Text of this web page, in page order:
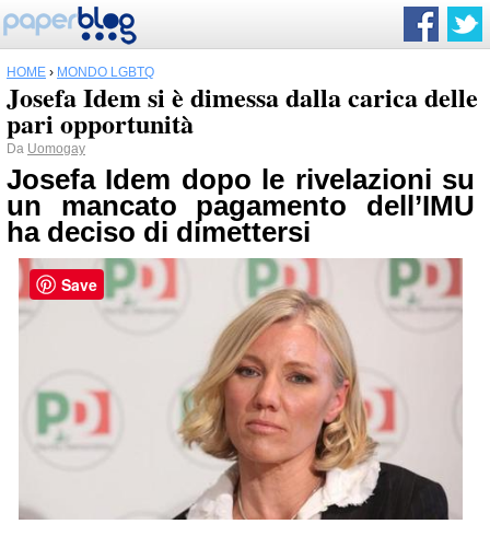
HOME › MONDO LGBTQ
Josefa Idem si è dimessa dalla carica delle
pari opportunità
Da Uomogay
Josefa Idem dopo le rivelazioni su
un mancato pagamento dell’IMU
ha deciso di dimettersi
Save